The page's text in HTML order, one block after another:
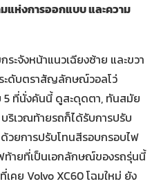
แห่งการออกแบบ และความ
ะจังหน้าแนวเฉียงซ้าย และขวา
ะดับตราสัญลักษณ์วอลโว่
5 ที่นั่งคันนี้ ดูสะดุดตา, ทันสมัย
ริเวณท้ายรถก็ได้รับการปรับ
วยการปรับโทนสีรอบกรอบไฟ
ท้ายที่เป็นเอกลักษณ์ของรถรุ่นนี้
คย Volvo XC60 โฉมใหม่ ยัง